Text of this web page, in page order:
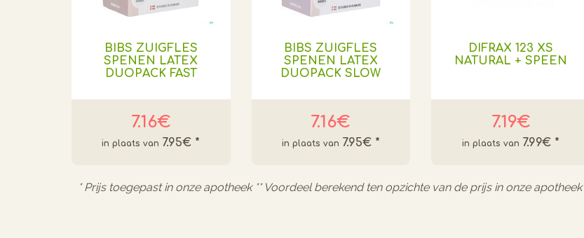
BIBS ZUIGFLES
SPENEN LATEX
DUOPACK FAST
7.16€
7.95€ *
BIBS ZUIGFLES
SPENEN LATEX
DUOPACK SLOW
7.16€
7.95€ *
DIFRAX 123 XS
NATURAL + SPEEN
7.19€
7.99€ *
* Prijs toegepast in onze apotheek ** Voordeel berekend ten opzichte van de prijs in onze apotheek